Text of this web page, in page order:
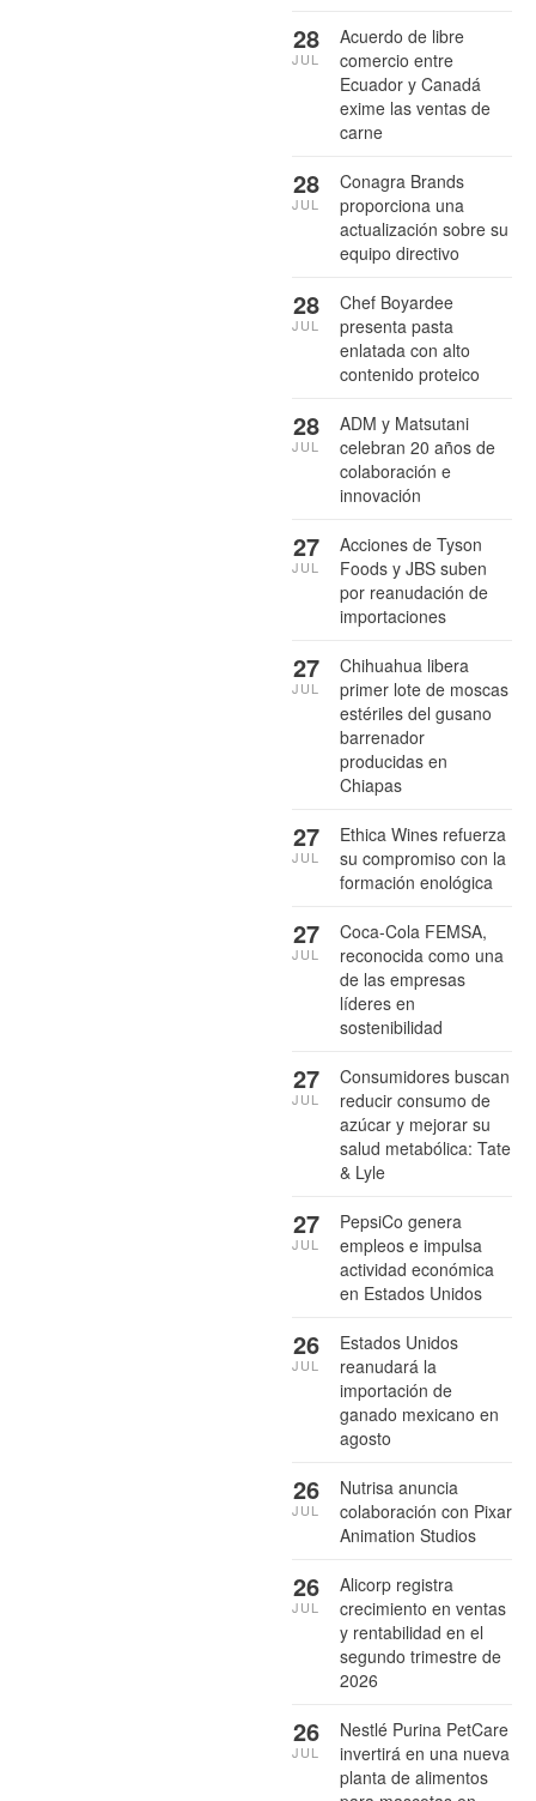
Acuerdo de libre
comercio entre
Ecuador y Canadá
exime las ventas de
carne
28
JUL
Conagra Brands
proporciona una
actualización sobre su
equipo directivo
28
JUL
Chef Boyardee
presenta pasta
enlatada con alto
contenido proteico
28
JUL
ADM y Matsutani
celebran 20 años de
colaboración e
innovación
28
JUL
Acciones de Tyson
Foods y JBS suben
por reanudación de
importaciones
27
JUL
Chihuahua libera
primer lote de moscas
estériles del gusano
barrenador
producidas en
Chiapas
27
JUL
Ethica Wines refuerza
su compromiso con la
formación enológica
27
JUL
Coca-Cola FEMSA,
reconocida como una
de las empresas
líderes en
sostenibilidad
27
JUL
Consumidores buscan
reducir consumo de
azúcar y mejorar su
salud metabólica: Tate
& Lyle
27
JUL
PepsiCo genera
empleos e impulsa
actividad económica
en Estados Unidos
27
JUL
Estados Unidos
reanudará la
importación de
ganado mexicano en
agosto
26
JUL
Nutrisa anuncia
colaboración con Pixar
Animation Studios
26
JUL
Alicorp registra
crecimiento en ventas
y rentabilidad en el
segundo trimestre de
2026
26
JUL
Nestlé Purina PetCare
invertirá en una nueva
planta de alimentos
26
JUL